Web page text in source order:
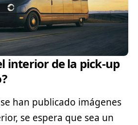
interior de la pick-up
han publicado imágenes
se espera que sea un